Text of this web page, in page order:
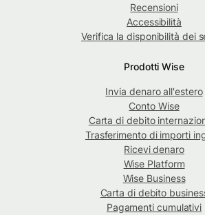
Recensioni
Accessibilità
Verifica la disponibilità dei
Prodotti Wise
Invia denaro all'estero
Conto Wise
Carta di debito
Trasferimento di importi
Ricevi denaro
Wise Platform
Wise Business
Carta di debito
Pagamenti cumulativi